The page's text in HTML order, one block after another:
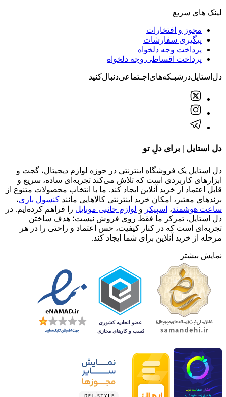
لینک های سریع
مجوز و افتخارات
پیگیری سفارشات
پرداخت وجه دلخواه
پرداخت اقساطی وجه دلخواه
دل‌استایل‌در‌‌شبـکه‌های‌اجـتماعی‌دنبال‌کنید
دل استایل | برای دلِ تو
دل استایل یک فروشگاه اینترنتی در حوزه لوازم دیجیتال، گجت و
ابزارهای کاربردی است که تلاش می‌کند تجربه‌ای ساده، سریع و
قابل اعتماد از خرید آنلاین ایجاد کند. ما با انتخاب محصولات متنوع از
برندهای معتبر، امکان خرید اینترنتی کالاهایی مانند کنسول بازی،
ساعت هوشمند، اسپیکر و لوازم جانبی موبایل را فراهم کرده‌ایم. در
دل استایل، تمرکز ما فقط روی فروش نیست؛ هدف ساختن
تجربه‌ای است که در کنار کیفیت، حس اعتماد و راحتی را در هر
مرحله از خرید آنلاین برای شما ایجاد کند.
نمایش بیشتر